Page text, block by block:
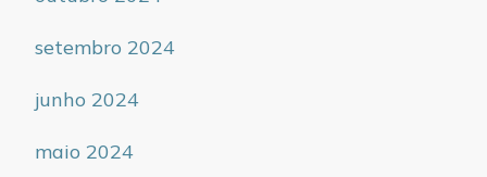
setembro 2024
junho 2024
maio 2024